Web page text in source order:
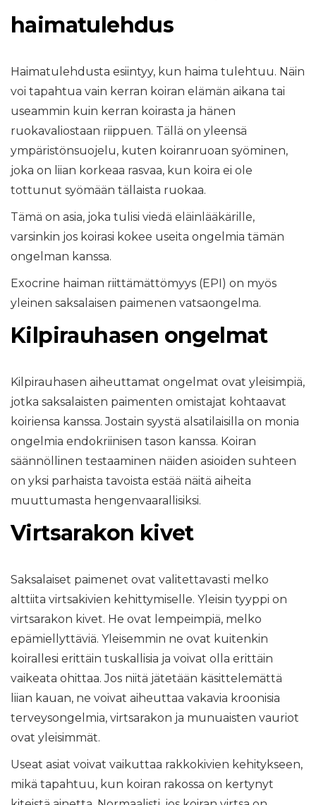
haimatulehdus
Haimatulehdusta esiintyy, kun haima tulehtuu. Näin
voi tapahtua vain kerran koiran elämän aikana tai
useammin kuin kerran koirasta ja hänen
ruokavaliostaan ​​riippuen. Tällä on yleensä
ympäristönsuojelu, kuten koiranruoan syöminen,
joka on liian korkeaa rasvaa, kun koira ei ole
tottunut syömään tällaista ruokaa.
Tämä on asia, joka tulisi viedä eläinlääkärille,
varsinkin jos koirasi kokee useita ongelmia tämän
ongelman kanssa.
Exocrine haiman riittämättömyys (EPI) on myös
yleinen saksalaisen paimenen vatsaongelma.
Kilpirauhasen ongelmat
Kilpirauhasen aiheuttamat ongelmat ovat yleisimpiä,
jotka saksalaisten paimenten omistajat kohtaavat
koiriensa kanssa. Jostain syystä alsatilaisilla on monia
ongelmia endokriinisen tason kanssa. Koiran
säännöllinen testaaminen näiden asioiden suhteen
on yksi parhaista tavoista estää näitä aiheita
muuttumasta hengenvaarallisiksi.
Virtsarakon kivet
Saksalaiset paimenet ovat valitettavasti melko
alttiita virtsakivien kehittymiselle. Yleisin tyyppi on
virtsarakon kivet. He ovat lempeimpiä, melko
epämiellyttäviä. Yleisemmin ne ovat kuitenkin
koirallesi erittäin tuskallisia ja voivat olla erittäin
vaikeata ohittaa. Jos niitä jätetään käsittelemättä
liian kauan, ne voivat aiheuttaa vakavia kroonisia
terveysongelmia, virtsarakon ja munuaisten vauriot
ovat yleisimmät.
Useat asiat voivat vaikuttaa rakkokivien kehitykseen,
mikä tapahtuu, kun koiran rakossa on kertynyt